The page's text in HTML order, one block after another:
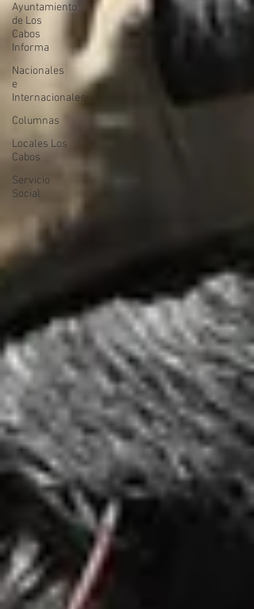
Ayuntamiento
de Los
Cabos
Informa
Nacionales
e
Internacionales
Columnas
Locales Los
Cabos
Servicio
Social